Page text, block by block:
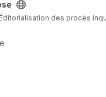
des procès